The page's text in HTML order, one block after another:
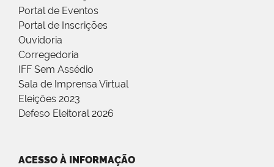
Portal de Eventos
Portal de Inscrições
Ouvidoria
Corregedoria
IFF Sem Assédio
Sala de Imprensa Virtual
Eleições 2023
Defeso Eleitoral 2026
ACESSO À INFORMAÇÃO